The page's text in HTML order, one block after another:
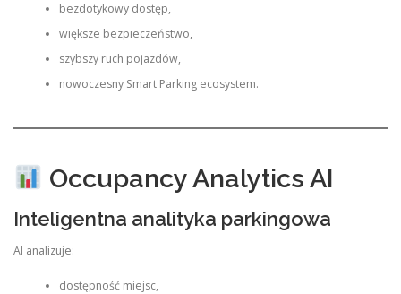
bezdotykowy dostęp,
większe bezpieczeństwo,
szybszy ruch pojazdów,
nowoczesny Smart Parking ecosystem.
Occupancy Analytics AI
Inteligentna analityka parkingowa
AI analizuje:
dostępność miejsc,